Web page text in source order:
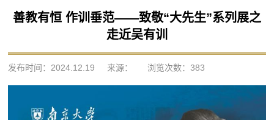
善教有恒 作训垂范——致敬“大先生”系列展之
走近吴有训
发布时间：2024.12.19 来源： 浏览次数：383